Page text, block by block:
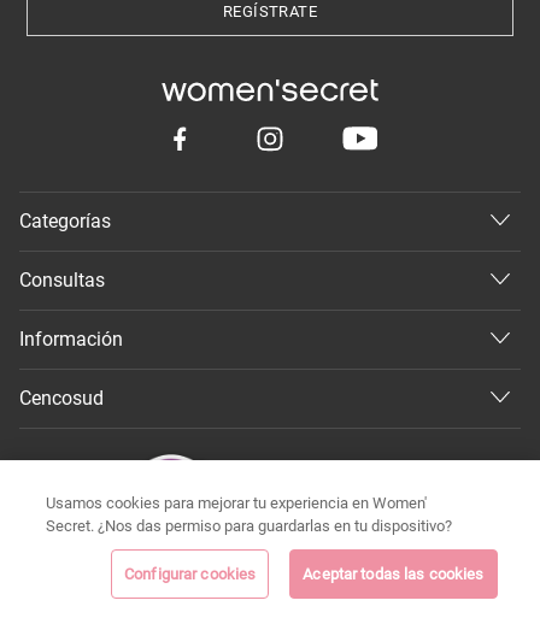
REGÍSTRATE
Categorías
Consultas
Información
Cencosud
Todos los derechos reservados 2026 ©
Usamos cookies para mejorar tu experiencia en Women'
Secret. ¿Nos das permiso para guardarlas en tu dispositivo?
Configurar cookies Aceptar todas las cookies